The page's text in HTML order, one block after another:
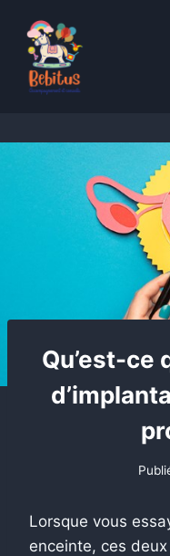
content
Qu’est-ce
Lorsque vous
enceinte, ces